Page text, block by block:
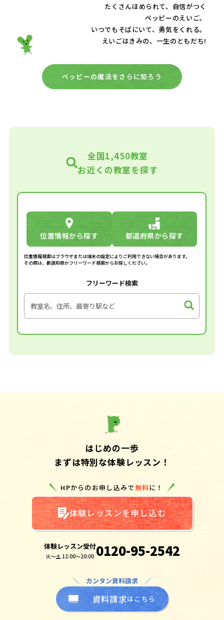
たくさんほめられて、自信がつく
ペッピーのえいご。
いつでもそばにいて、 勇気をくれる。
えいごはきみの、一生のともだち!
ペッピーの魔法をさらに知ろう
全国1,450教室
お近くの教室を探す
位置情報から探す 都道府県から探す
位置情報検索はブラウザまたは端末の設定によりご利用できない場合があります。
その際は、都道府県かフリーワード検索からお探しください。
フリーワード検索
はじめの一歩
まずは特別な体験レッスン！
HPからのお申し込みで無料に！
体験レッスンを申し込む
体験レッスン受付
火～土 12:00～20:00 0120-95-2542
＼ カンタン資料請求 ／
資料請求はこちら